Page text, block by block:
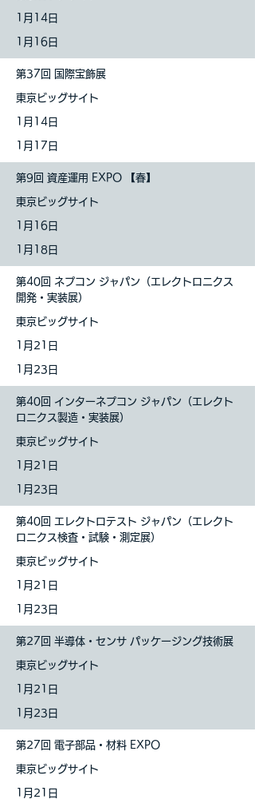
1 月14日
1月16日
第37回 国際宝飾展
東京ビッグサイト
1 月14日
1月17日
第9回 資産運用 EXPO 【春】
東京ビッグサイト
1 月16日
1月18日
第40回 ネプコン ジャパン（エレクトロニクス
開発・実装展）
東京ビッグサイト
1 月21日
1月23日
第40回 インターネプコン ジャパン（エレクト
ロニクス製造・実装展）
東京ビッグサイト
1 月21日
1月23日
第40回 エレクトロテスト ジャパン（エレクト
ロニクス検査・試験・測定展）
東京ビッグサイト
1 月21日
1月23日
第27回 半導体・センサ パッケージング技術展
東京ビッグサイト
1 月21日
1月23日
第27回 電子部品・材料 EXPO
東京ビッグサイト
1 月21日